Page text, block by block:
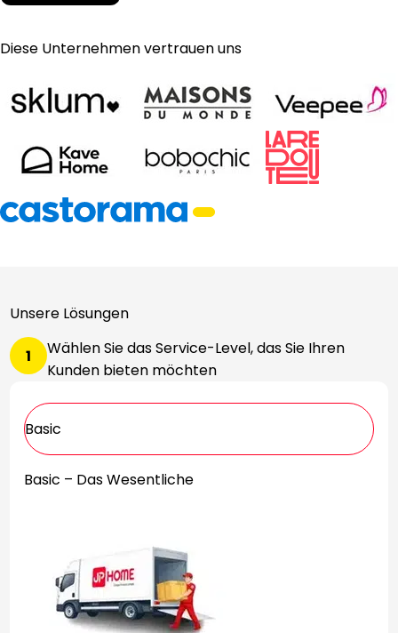
Diese Unternehmen vertrauen uns
Unsere Lösungen
1
Wählen Sie das Service-Level, das Sie Ihren
Kunden bieten möchten
Basic
Basic – Das Wesentliche